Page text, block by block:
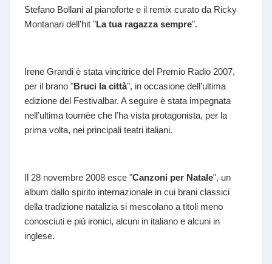
Stefano Bollani al pianoforte e il remix curato da Ricky
Montanari dell’hit "La tua ragazza sempre".
Irene Grandi è stata vincitrice del Premio Radio 2007,
per il brano "Bruci la città", in occasione dell’ultima
edizione del Festivalbar. A seguire è stata impegnata
nell’ultima tournèe che l’ha vista protagonista, per la
prima volta, nei principali teatri italiani.
Il 28 novembre 2008 esce "Canzoni per Natale", un
album dallo spirito internazionale in cui brani classici
della tradizione natalizia si mescolano a titoli meno
conosciuti e più ironici, alcuni in italiano e alcuni in
inglese.